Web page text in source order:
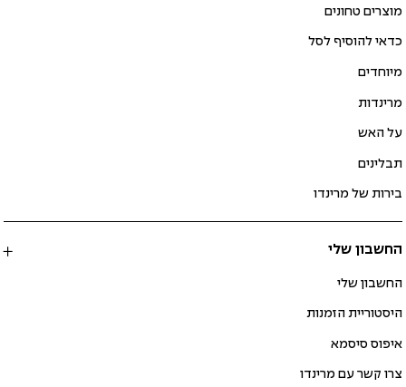
מוצרים טחונים
כדאי להוסיף לסל
מיוחדים
מרינדות
על האש
תבלינים
בירות של מרינדו
החשבון שלי
החשבון שלי
היסטוריית הזמנות
איפוס סיסמא
צרו קשר עם מרינדו